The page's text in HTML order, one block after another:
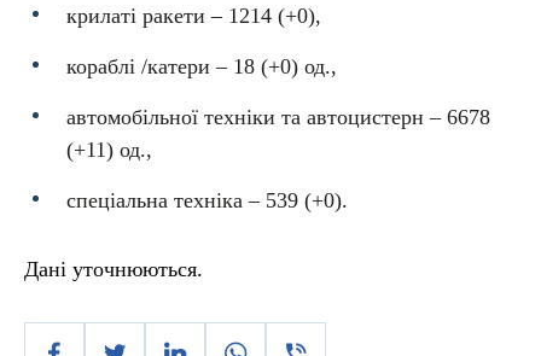
крилаті ракети ‒ 1214 (+0),
кораблі /катери ‒ 18 (+0) од.,
автомобільної техніки та автоцистерн – 6678
(+11) од.,
спеціальна техніка ‒ 539 (+0).
Дані уточнюються.